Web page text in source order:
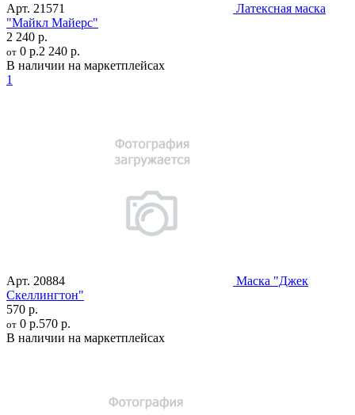
Арт. 21571
Латексная маска
"Майкл Майерс"
2 240 р.
от 0 р.2 240 р.
В наличии на маркетплейсах
1
Арт. 20884
Маска "Джек
Скеллингтон"
570 р.
от 0 р.570 р.
В наличии на маркетплейсах